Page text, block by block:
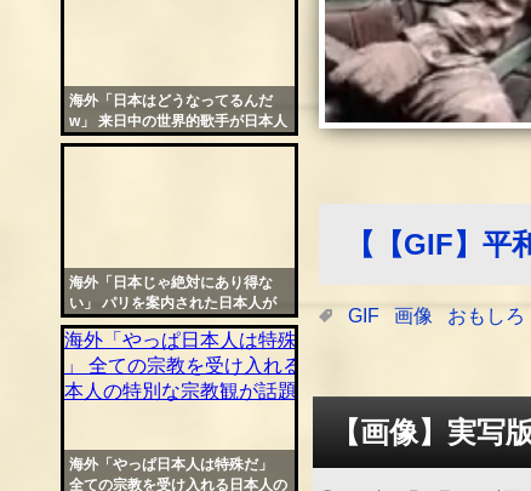
【【GIF】
GIF 画像 おもしろ
【画像】実写
海外「日本はどうなってるんだ
w」 来日中の世界的歌手が日本人
に全く気付かれず大ショック
海外「日本じゃ絶対にあり得な
い」 パリを案内された日本人が
ドン引きした光景に仏人が悲嘆
海外「やっぱ日本人は特殊だ」
全ての宗教を受け入れる日本人の